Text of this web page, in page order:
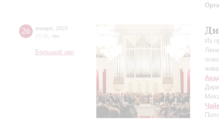
26 января 2023
15:00 Чт
Большой зал
Из